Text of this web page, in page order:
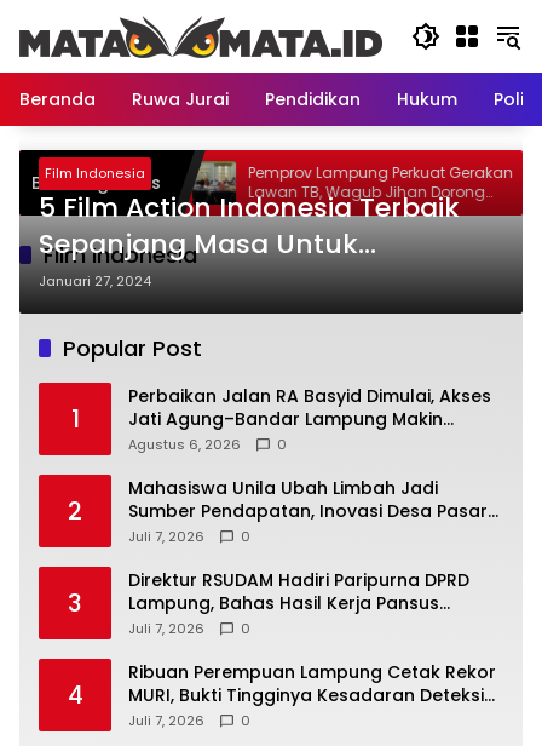
konten
Beranda
Ruwa Jurai Pendidikan Hukum
Breaking News
Dimulai, Akses
Makin
Pemprov Lampung Perkuat Gerakan
Lawan TB, Wagub Jihan Dorong
Penemuan Kasus Lebih Cepat dan
Tuntas
Film Indonesia
Film Indonesia
5 Film Action Indonesia Terbaik
Sepanjang Masa Untuk
Menemani Weekend Kalian
Januari 27, 2024
Popular Post
1
Perbaikan Jalan RA Basyid Dimulai, Akses
Jati Agung–Bandar Lampung Makin
Lancar
Agustus 6, 2026 0
2
Mahasiswa Unila Ubah Limbah Jadi
Sumber Pendapatan, Inovasi Desa Pasar
Krui Raih Pengakuan Nasional
Juli 7, 2026 0
3
Direktur RSUDAM Hadiri Paripurna DPRD
Lampung, Bahas Hasil Kerja Pansus
Laporan Keuangan 2025
Juli 7, 2026 0
4
Ribuan Perempuan Lampung Cetak Rekor
MURI, Bukti Tingginya Kesadaran Deteksi
Dini Kanker Serviks
Juli 7, 2026 0